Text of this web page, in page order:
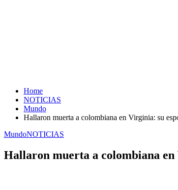
Home
NOTICIAS
Mundo
Hallaron muerta a colombiana en Virginia: su
MundoNOTICIAS
Hallaron muerta a colombiana en